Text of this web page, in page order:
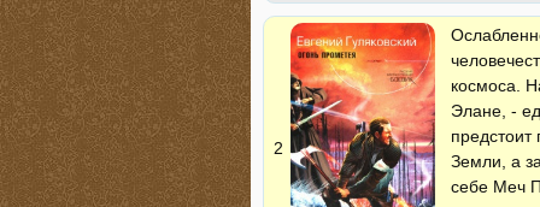
2
космоса.
Элане, -
предстоит
Земли, а
себе Меч